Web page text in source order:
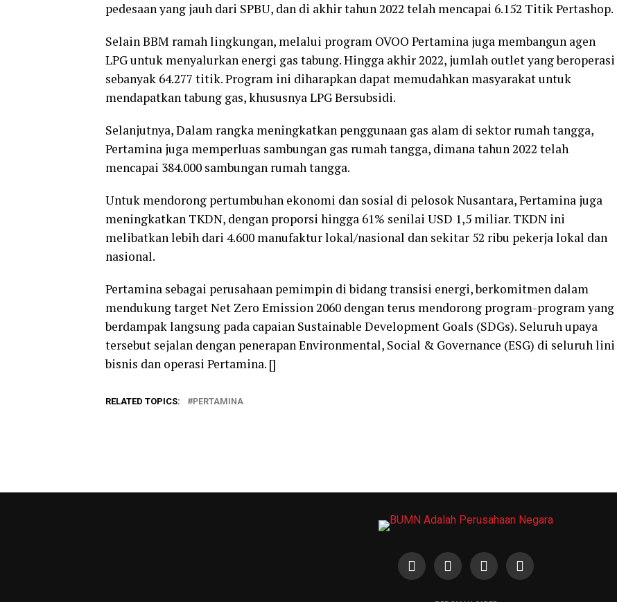
pedesaan yang jauh dari SPBU, dan di akhir tahun 2022 telah mencapai 6.152 Titik Pertashop.
Selain BBM ramah lingkungan, melalui program OVOO Pertamina juga membangun agen
LPG untuk menyalurkan energi gas tabung. Hingga akhir 2022, jumlah outlet yang beroperasi
sebanyak 64.277 titik. Program ini diharapkan dapat memudahkan masyarakat untuk
mendapatkan tabung gas, khususnya LPG Bersubsidi.
Selanjutnya, Dalam rangka meningkatkan penggunaan gas alam di sektor rumah tangga,
Pertamina juga memperluas sambungan gas rumah tangga, dimana tahun 2022 telah
mencapai 384.000 sambungan rumah tangga.
Untuk mendorong pertumbuhan ekonomi dan sosial di pelosok Nusantara, Pertamina juga
meningkatkan TKDN, dengan proporsi hingga 61% senilai USD 1,5 miliar. TKDN ini
melibatkan lebih dari 4.600 manufaktur lokal/nasional dan sekitar 52 ribu pekerja lokal dan
nasional.
Pertamina sebagai perusahaan pemimpin di bidang transisi energi, berkomitmen dalam
mendukung target Net Zero Emission 2060 dengan terus mendorong program-program yang
berdampak langsung pada capaian Sustainable Development Goals (SDGs). Seluruh upaya
tersebut sejalan dengan penerapan Environmental, Social & Governance (ESG) di seluruh lini
bisnis dan operasi Pertamina. []
RELATED TOPICS: PERTAMINA